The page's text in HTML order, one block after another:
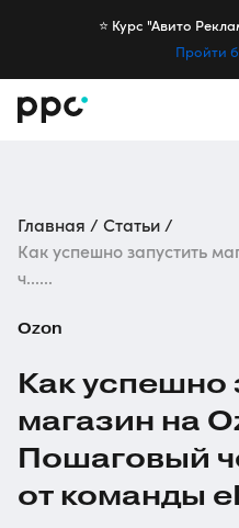
⭐️ Курс "Авито
Пройти
Главная
Статьи
Как успешно запустить
ч......
Ozon
Как успешно
магазин на
Пошаговый
от команды